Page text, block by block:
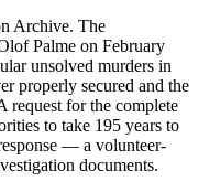
Archive. The
Palme on February
unsolved murders in
properly secured and the
request for the complete
to take 195 years to
— a volunteer-
documents.